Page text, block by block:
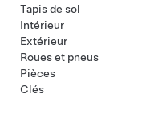
Tapis de sol
Intérieur
Extérieur
Roues et pneus
Pièces
Clés